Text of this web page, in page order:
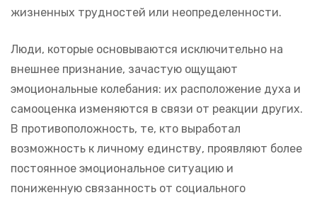
жизненных трудностей или неопределенности.
Люди, которые основываются исключительно на
внешнее признание, зачастую ощущают
эмоциональные колебания: их расположение духа и
самооценка изменяются в связи от реакции других.
В противоположность, те, кто выработал
возможность к личному единству, проявляют более
постоянное эмоциональное ситуацию и
пониженную связанность от социального